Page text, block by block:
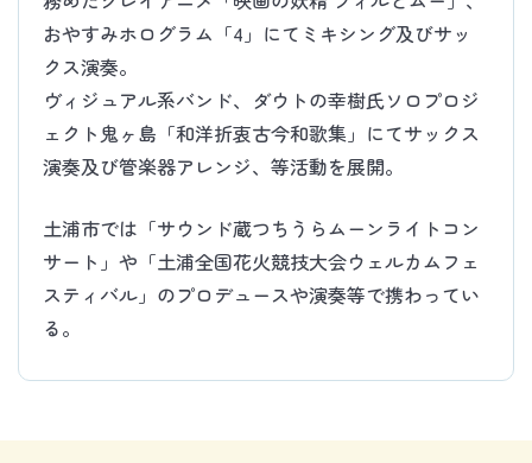
おやすみホログラム「4」にてミキシング及びサッ
クス演奏。
ヴィジュアル系バンド、ダウトの幸樹氏ソロプロジ
ェクト鬼ヶ島「和洋折衷古今和歌集」にてサックス
演奏及び管楽器アレンジ、等活動を展開。
土浦市では「サウンド蔵つちうらムーンライトコン
サート」や「土浦全国花火競技大会ウェルカムフェ
スティバル」のプロデュースや演奏等で携わってい
る。